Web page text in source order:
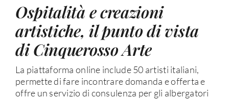
Ospitalità e creazioni
artistiche, il punto di vista
di Cinquerosso Arte
La piattaforma online include 50 artisti italiani,
permette di fare incontrare domanda e offerta e
offre un servizio di consulenza per gli albergatori